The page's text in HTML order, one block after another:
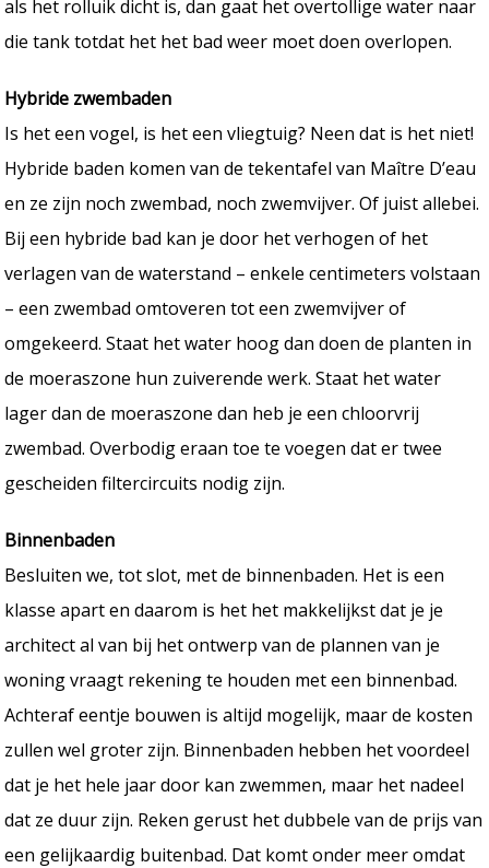
als het rolluik dicht is, dan gaat het overtollige water naar
die tank totdat het het bad weer moet doen overlopen.
Hybride zwembaden
Is het een vogel, is het een vliegtuig? Neen dat is het niet!
Hybride baden komen van de tekentafel van Maître D’eau
en ze zijn noch zwembad, noch zwemvijver. Of juist allebei.
Bij een hybride bad kan je door het verhogen of het
verlagen van de waterstand – enkele centimeters volstaan
– een zwembad omtoveren tot een zwemvijver of
omgekeerd. Staat het water hoog dan doen de planten in
de moeraszone hun zuiverende werk. Staat het water
lager dan de moeraszone dan heb je een chloorvrij
zwembad. Overbodig eraan toe te voegen dat er twee
gescheiden filtercircuits nodig zijn.
Binnenbaden
Besluiten we, tot slot, met de binnenbaden. Het is een
klasse apart en daarom is het het makkelijkst dat je je
architect al van bij het ontwerp van de plannen van je
woning vraagt rekening te houden met een binnenbad.
Achteraf eentje bouwen is altijd mogelijk, maar de kosten
zullen wel groter zijn. Binnenbaden hebben het voordeel
dat je het hele jaar door kan zwemmen, maar het nadeel
dat ze duur zijn. Reken gerust het dubbele van de prijs van
een gelijkaardig buitenbad. Dat komt onder meer omdat